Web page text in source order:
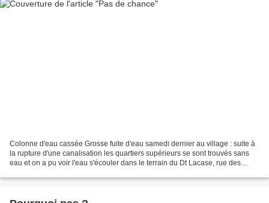
Colonne d'eau cassée Grosse fuite d'eau samedi dernier au village : suite à
la rupture d'une canalisation les quartiers supérieurs se sont trouvés sans
eau et on a pu voir l'eau s'écouler dans le terrain du Dt Lacase, rue des